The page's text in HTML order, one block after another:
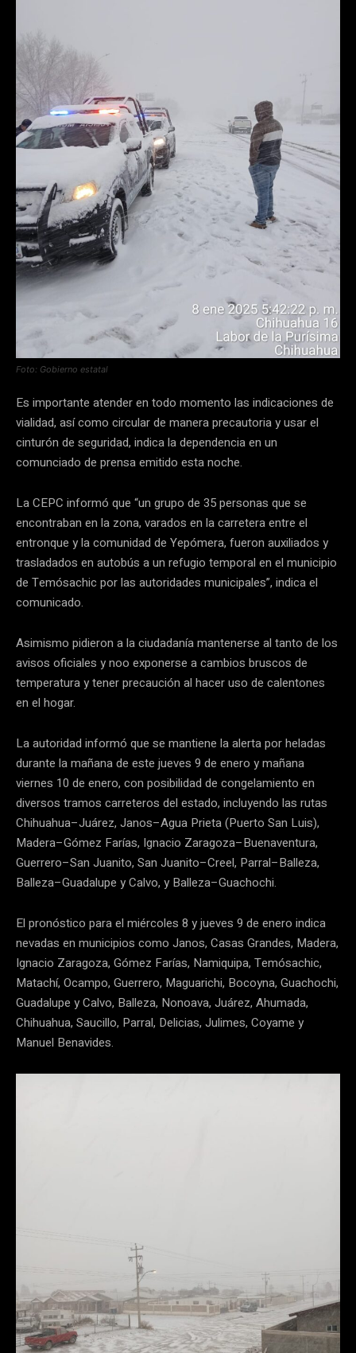
Foto: Gobierno estatal
Es importante atender en todo momento las indicaciones de
vialidad, así como circular de manera precautoria y usar el
cinturón de seguridad, indica la dependencia en un
comunciado de prensa emitido esta noche.
La CEPC informó que “un grupo de 35 personas que se
encontraban en la zona, varados en la carretera entre el
entronque y la comunidad de Yepómera, fueron auxiliados y
trasladados en autobús a un refugio temporal en el municipio
de Temósachic por las autoridades municipales”, indica el
comunicado.
Asimismo pidieron a la ciudadanía mantenerse al tanto de los
avisos oficiales y noo exponerse a cambios bruscos de
temperatura y tener precaución al hacer uso de calentones
en el hogar.
La autoridad informó que se mantiene la alerta por heladas
durante la mañana de este jueves 9 de enero y mañana
viernes 10 de enero, con posibilidad de congelamiento en
diversos tramos carreteros del estado, incluyendo las rutas
Chihuahua–Juárez, Janos–Agua Prieta (Puerto San Luis),
Madera–Gómez Farías, Ignacio Zaragoza–Buenaventura,
Guerrero–San Juanito, San Juanito–Creel, Parral–Balleza,
Balleza–Guadalupe y Calvo, y Balleza–Guachochi.
El pronóstico para el miércoles 8 y jueves 9 de enero indica
nevadas en municipios como Janos, Casas Grandes, Madera,
Ignacio Zaragoza, Gómez Farías, Namiquipa, Temósachic,
Matachí, Ocampo, Guerrero, Maguarichi, Bocoyna, Guachochi,
Guadalupe y Calvo, Balleza, Nonoava, Juárez, Ahumada,
Chihuahua, Saucillo, Parral, Delicias, Julimes, Coyame y
Manuel Benavides.